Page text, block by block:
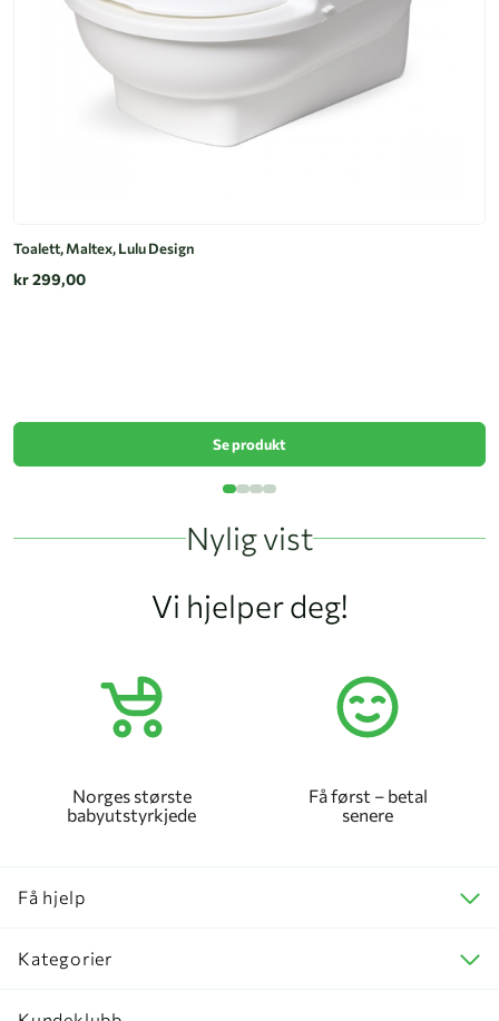
Toalett, Maltex, Lulu Design
kr 299,00
Se produkt
Nylig vist
Vi hjelper deg!
Norges største
babyutstyrkjede
Få først – betal
senere
Få hjelp
Kategorier